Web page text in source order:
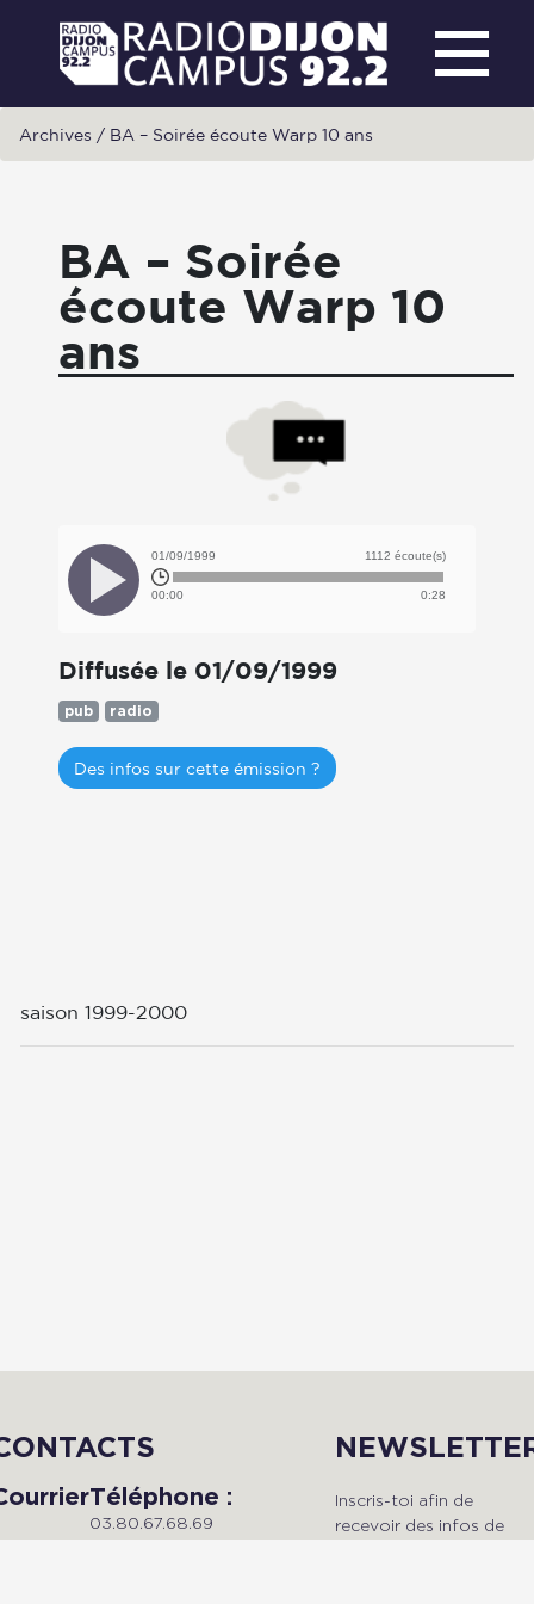
Archives / BA – Soirée écoute Warp 10 ans
BA – Soirée
écoute Warp 10
ans
01/09/1999 1112 écoute(s)
00:00 0:28
Diffusée le 01/09/1999
pub radio
Des infos sur cette émission ?
saison 1999-2000
Téléphone :
03.80.67.68.69
Inscris-toi afin de
recevoir des infos de